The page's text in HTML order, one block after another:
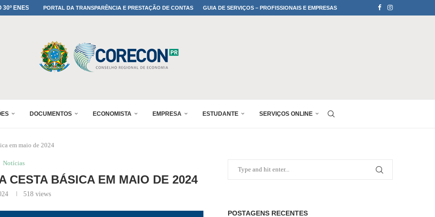
NO 30º ENESULPORTAL DA TRANSPARÊNCIA E PRESTAÇÃO DE CONTAS GUIA DE SERVIÇOS – PROFISSIONAIS E EMPRESAS
DOCUMENTOS ECONOMISTA EMPRESA ESTUDANTE SERVIÇOS ONLINE
em maio de 2024
Notícias
CESTA BÁSICA EM MAIO DE 2024
518views
POSTAGENS RECENTES